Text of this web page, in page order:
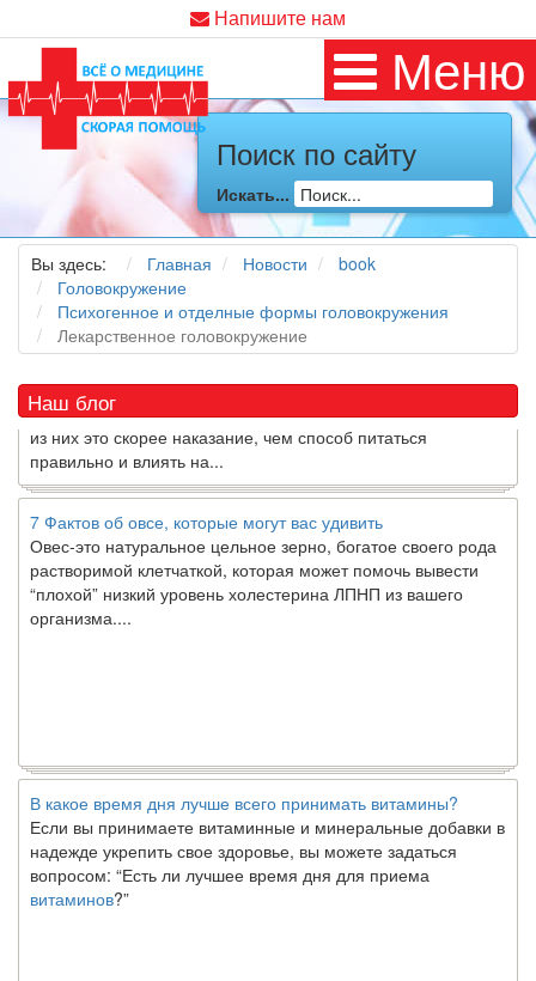
Напишите нам
Меню
Поиск по сайту
Искать...
Вы здесь: Главная Новости
book
Головокружение
Психогенное и отделные формы головокружения
Лекарственное головокружение
Наш блог
Как я заболел во время локдауна?
Это странная ситуация: вы соблюдали все меры
предосторожности COVID-19 (вы почти все время дома),
но, тем не менее, вы каким-то образом простудились. Вы
можете задаться...
5 причин обратить внимание на средиземноморскую диету
приходят в нашу
из них это скорее наказание, чем способ питаться
правильно и влиять на...
7 Фактов об овсе, которые могут вас удивить
Овес-это натуральное цельное зерно, богатое своего рода
растворимой клетчаткой, которая может помочь вывести
“плохой” низкий уровень холестерина ЛПНП из вашего
организма....
В какое время дня лучше всего принимать витамины?
Если вы принимаете витаминные и минеральные добавки в
надежде укрепить свое здоровье, вы можете задаться
вопросом: “Есть ли лучшее время дня для приема
витаминов ?”